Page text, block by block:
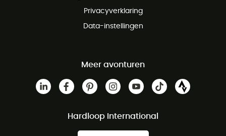
Privacyverklaring
Data-instellingen
Meer avonturen
Hardloop International